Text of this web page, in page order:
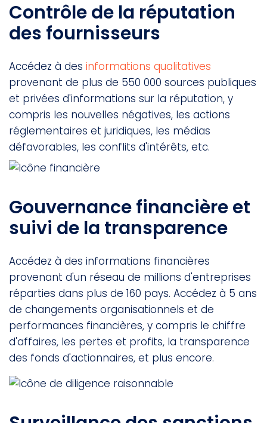
Contrôle de la réputation
des fournisseurs
Accédez à des informations qualitatives
provenant de plus de 550 000 sources publiques
et privées d'informations sur la réputation, y
compris les nouvelles négatives, les actions
réglementaires et juridiques, les médias
défavorables, les conflits d'intérêts, etc.
Gouvernance financière et
suivi de la transparence
Accédez à des informations financières
provenant d'un réseau de millions d'entreprises
réparties dans plus de 160 pays. Accédez à 5 ans
de changements organisationnels et de
performances financières, y compris le chiffre
d'affaires, les pertes et profits, la transparence
des fonds d'actionnaires, et plus encore.